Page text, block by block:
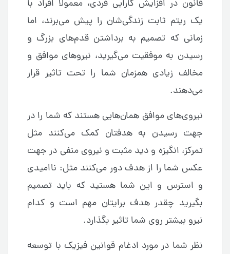
قانون در افزایش کارایی فردی، معمولا افراد با
یک ریتم ثابت زندگی‌شان را پیش می‌برند، اما
زمانی که تصمیم به برداشتن قدم‌های بزرگ و
رسیدن به موفقیت می‌گیرید، نیروهای موافق و
مخالف زیادی همزمان شما را تحت تاثیر قرار
می‌دهند.
نیروی‌های موافق همان‌هایی هستند که شما را در
جهت رسیدن به هدفتان کمک می‌کنند مثل
تمرکز، انگیزه و دید مثبت و نیروی منفی در جهت
عکس شما را از هدف دور می‌کنند مثل: ناامیدی
و استرس و این شما هستید که باید تصمیم
بگیرید چقدر هدف برایتان مهم است و کدام
نیرو بیشتر روی شما تاثیر بگذارد.
نظر شما در مورد ادغام قوانین فیزیک با توسعه